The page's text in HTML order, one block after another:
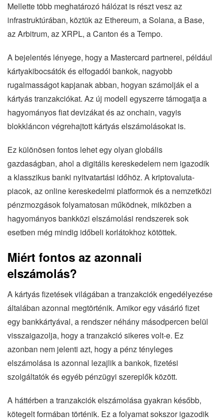
Mellette több meghatározó hálózat is részt vesz az
infrastruktúrában, köztük az Ethereum, a Solana, a Base,
az Arbitrum, az XRPL, a Canton és a Tempo.
A bejelentés lényege, hogy a Mastercard partnerei, például
kártyakibocsátók és elfogadói bankok, nagyobb
rugalmasságot kapjanak abban, hogyan számolják el a
kártyás tranzakciókat. Az új modell egyszerre támogatja a
hagyományos fiat devizákat és az onchain, vagyis
blokkláncon végrehajtott kártyás elszámolásokat is.
Ez különösen fontos lehet egy olyan globális
gazdaságban, ahol a digitális kereskedelem nem igazodik
a klasszikus banki nyitvatartási időhöz. A kriptovaluta-
piacok, az online kereskedelmi platformok és a nemzetközi
pénzmozgások folyamatosan működnek, miközben a
hagyományos bankközi elszámolási rendszerek sok
esetben még mindig időbeli korlátokhoz kötöttek.
Miért fontos az azonnali
elszámolás?
A kártyás fizetések világában a tranzakciók engedélyezése
általában azonnal megtörténik. Amikor egy vásárló fizet
egy bankkártyával, a rendszer néhány másodpercen belül
visszaigazolja, hogy a tranzakció sikeres volt-e. Ez
azonban nem jelenti azt, hogy a pénz tényleges
elszámolása is azonnal lezajlik a bankok, fizetési
szolgáltatók és egyéb pénzügyi szereplők között.
A háttérben a tranzakciók elszámolása gyakran később,
kötegelt formában történik. Ez a folyamat sokszor igazodik